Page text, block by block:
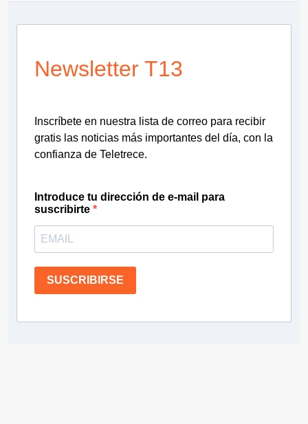
Newsletter T13
Inscríbete en nuestra lista de correo para recibir
gratis las noticias más importantes del día, con la
confianza de Teletrece.
Introduce tu dirección de e-mail para
suscribirte
SUSCRIBIRSE